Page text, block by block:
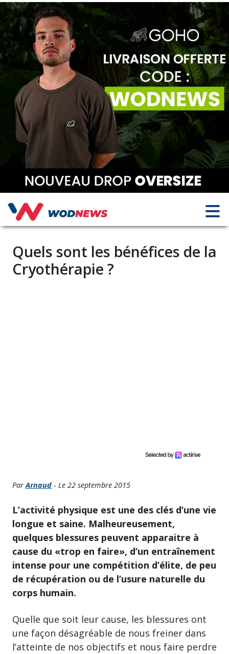
Quels sont les bénéfices de la
Cryothérapie ?
ParArnaud - Le 22 septembre 2015
L’activité physique est une des clés d’une vie
longue et saine. Malheureusement,
quelques blessures peuvent apparaitre à
cause du «trop en faire», d’un entraînement
intense pour une compétition d’élite, de peu
de récupération ou de l’usure naturelle du
corps humain.
Quelle que soit leur cause, les blessures ont
une façon désagréable de nous freiner dans
l’atteinte de nos objectifs et nous faire perdre